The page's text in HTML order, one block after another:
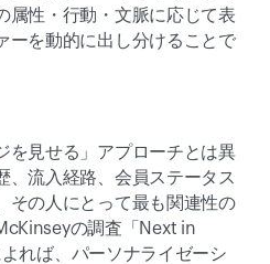
属性・行動・文脈に応じて表
ーを動的に出し分けることで
を見せる」アプローチとは異
、流入経路、会員ステータス
その人にとって最も関連性の
の調査「Next in
れば、パーソナライゼーシ